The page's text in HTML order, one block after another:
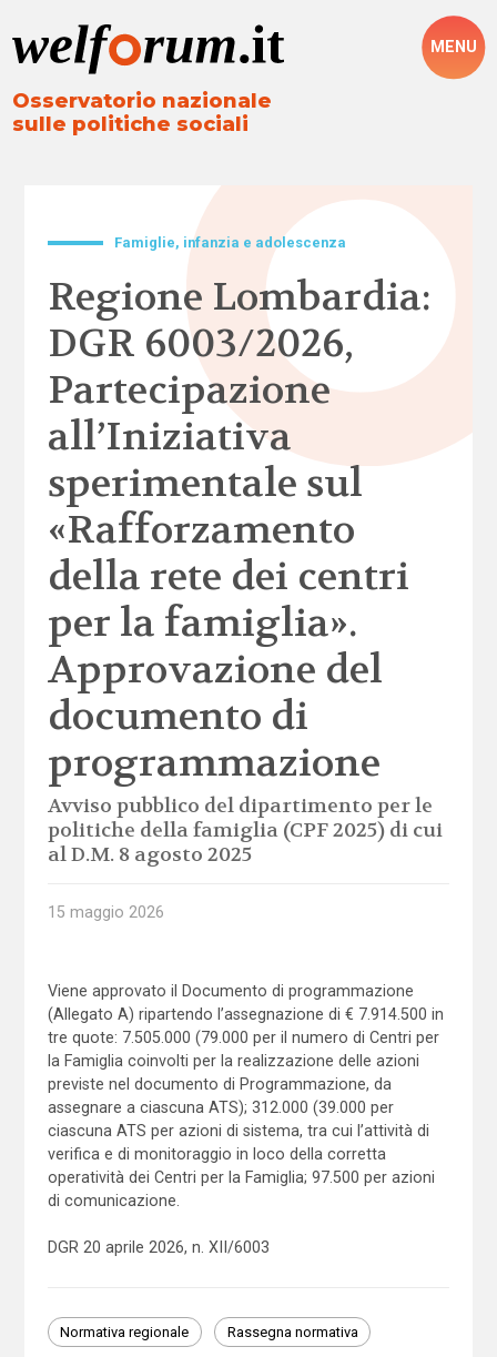
Osservatorio nazionale
sulle politiche sociali
MENU
Famiglie, infanzia e adolescenza
Regione Lombardia:
DGR 6003/2026,
Partecipazione
all’Iniziativa
sperimentale sul
«Rafforzamento
della rete dei centri
per la famiglia».
Approvazione del
documento di
programmazione
Avviso pubblico del dipartimento per le
politiche della famiglia (CPF 2025) di cui
al D.M. 8 agosto 2025
15 maggio 2026
Viene approvato il Documento di programmazione
(Allegato A) ripartendo l’assegnazione di € 7.914.500 in
tre quote: 7.505.000 (79.000 per il numero di Centri per
la Famiglia coinvolti per la realiz­zazione delle azioni
previste nel documento di Programma­zione, da
assegnare a ciascuna ATS); 312.000 (39.000 per
ciascuna ATS per azioni di sistema, tra cui l’attività di
verifica e di monitoraggio in loco della corretta
operatività dei Centri per la Famiglia; 97.500 per azioni
di comunicazione.
DGR 20 aprile 2026, n. XII/6003
Normativa regionale Rassegna normativa